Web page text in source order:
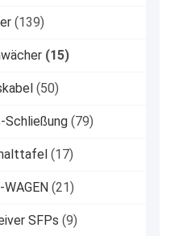
(139)
(15)
(50)
Schließung (79)
(17)
(21)
SFPs (9)